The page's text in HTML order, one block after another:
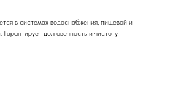
в системах водоснабжения, пищевой и
долговечность и чистоту